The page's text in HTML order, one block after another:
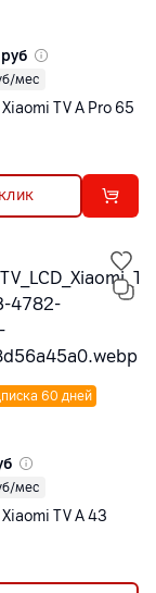
руб
мес
TV A Pro 65
60 дней
мес
TV A 43